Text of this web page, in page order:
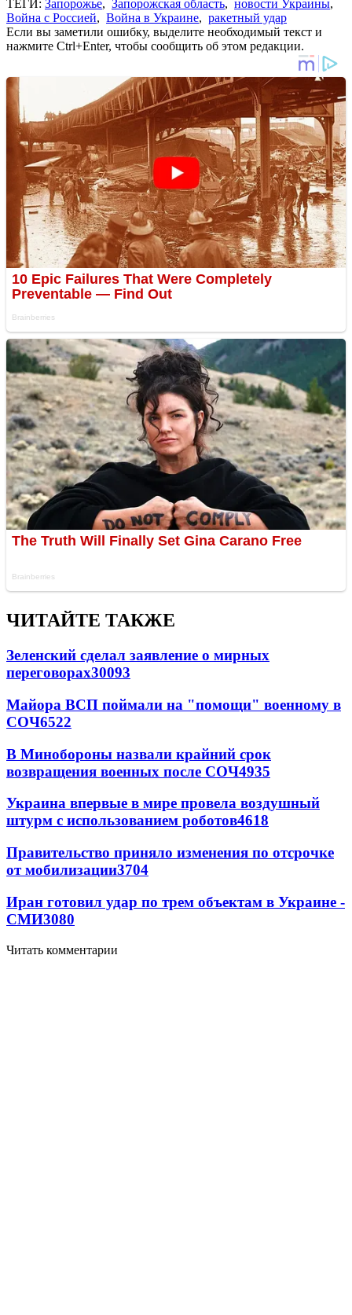
ТЕГИ: Запорожье, Запорожская область, новости Украины,
Война с Россией, Война в Украине, ракетный удар
Если вы заметили ошибку, выделите необходимый текст и
нажмите Ctrl+Enter, чтобы сообщить об этом редакции.
ЧИТАЙТЕ ТАКЖЕ
Зеленский сделал заявление о мирных
переговорах30093
Майора ВСП поймали на "помощи" военному в
СОЧ6522
В Минобороны назвали крайний срок
возвращения военных после СОЧ4935
Украина впервые в мире провела воздушный
штурм с использованием роботов4618
Правительство приняло изменения по отсрочке
от мобилизации3704
Иран готовил удар по трем объектам в Украине -
СМИ3080
Читать комментарии